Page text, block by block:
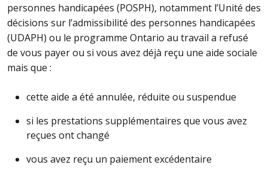
personnes handicapées (POSPH), notamment l’Unité des
décisions sur l’admissibilité des personnes handicapées
(UDAPH) ou le programme Ontario au travail a refusé
de vous payer ou si vous avez déjà reçu une aide sociale
mais que :
cette aide a été annulée, réduite ou suspendue
si les prestations supplémentaires que vous avez
reçues ont changé
vous avez reçu un paiement excédentaire